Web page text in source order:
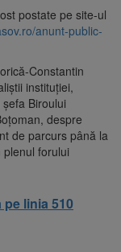
postate pe site-ul
anunt-public-
Constantin
instituţiei,
Biroului
despre
de parcurs până la
forului
pe linia 510